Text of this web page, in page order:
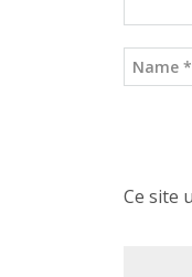
Ce site